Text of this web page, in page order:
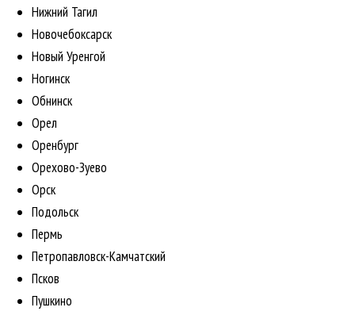
Нижний Тагил
Новочебоксарск
Новый Уренгой
Ногинск
Обнинск
Орел
Оренбург
Орехово-Зуево
Орск
Подольск
Пермь
Петропавловск-Камчатский
Псков
Пушкино